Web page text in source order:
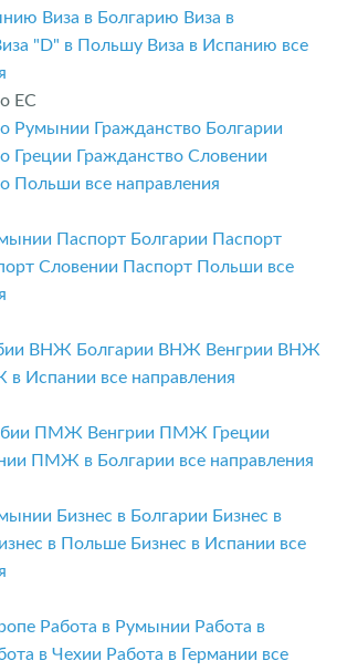
Виза в Болгарию Виза в
"D" в Польшу Виза в Испанию все
ЕС
Румынии Гражданство Болгарии
Греции Гражданство Словении
Польши все направления
Паспорт Болгарии Паспорт
Словении Паспорт Польши все
ВНЖ Болгарии ВНЖ Венгрии ВНЖ
в Испании все направления
ПМЖ Венгрии ПМЖ Греции
ПМЖ в Болгарии все направления
Бизнес в Болгарии Бизнес в
в Польше Бизнес в Испании все
Работа в Румынии Работа в
в Чехии Работа в Германии все